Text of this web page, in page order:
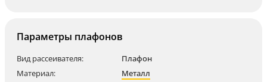
Параметры плафонов
Вид рассеивателя:
Плафон
Материал:
Металл